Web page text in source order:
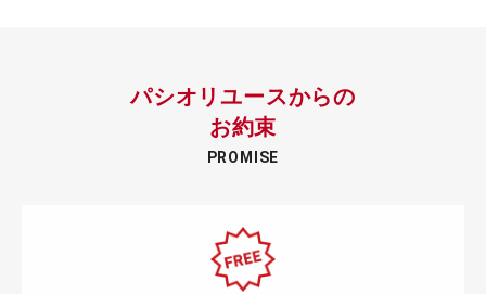
パシオリユースからの
お約束
PROMISE